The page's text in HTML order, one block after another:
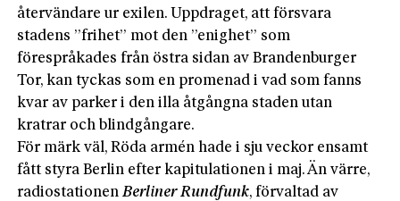
återvändare ur exilen. Uppdraget, att försvara
stadens ”frihet” mot den ”enighet” som
förespråkades från östra sidan av Brandenburger
Tor, kan tyckas som en promenad i vad som fanns
kvar av parker i den illa åtgångna staden utan
kratrar och blindgångare.
För märk väl, Röda armén hade i sju veckor ensamt
fått styra Berlin efter kapitulationen i maj. Än värre,
radiostationenBerliner Rundfunk, förvaltad av